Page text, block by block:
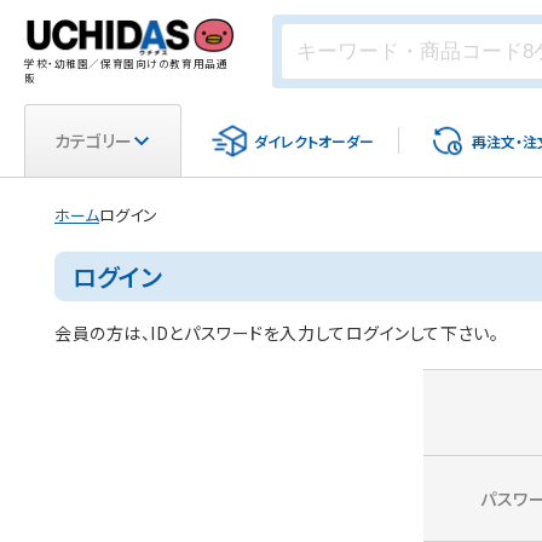
学校・幼稚園／保育園向けの教育用品通
販
カテゴリー ダイレクトオーダー 再注文・注
ホームログイン
ログイン
会員の方は、IDとパスワードを入力してログインして下さい。
パスワ